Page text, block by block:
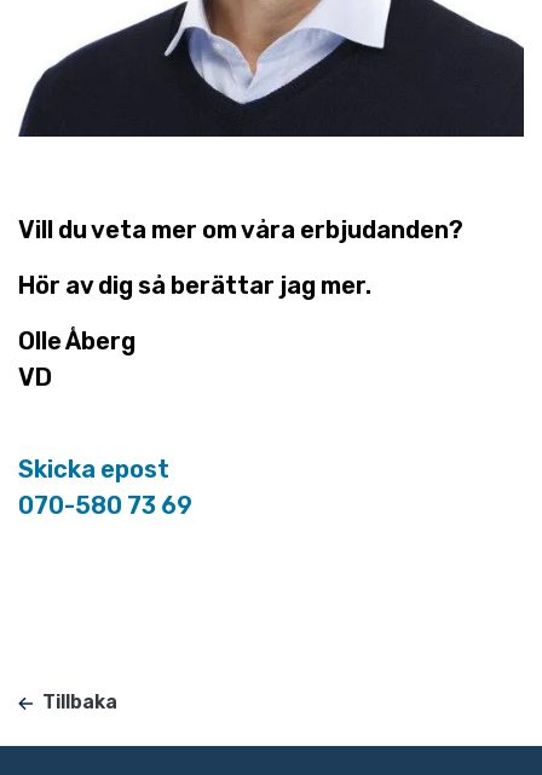
Vill du veta mer om våra erbjudanden?
Hör av dig så berättar jag mer.
Olle Åberg
VD
Skicka epost
070-580 73 69
Tillbaka